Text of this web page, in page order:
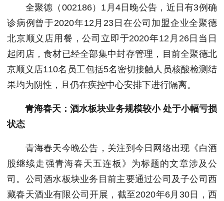
全聚德（002186）1月4日晚公告，近日有3例确
诊病例曾于2020年12月23日在公司加盟企业全聚德
北京顺义店用餐，公司立即于2020年12月26日当日
起闭店，食材已经全部集中封存管理，目前全聚德北
京顺义店110名员工包括5名密切接触人员核酸检测结
果均为阴性，且仍在疾控中心安排下进行隔离。
青海春天：酒水板块业务规模较小 处于小幅亏损
状态
青海春天今晚公告，关注到今日网络出现《白酒
股继续走强青海春天五连板》为标题的文章涉及公
司。公司酒水板块业务目前主要通过公司及子公司西
藏春天酒业有限公司开展，截至2020年6月30日，西